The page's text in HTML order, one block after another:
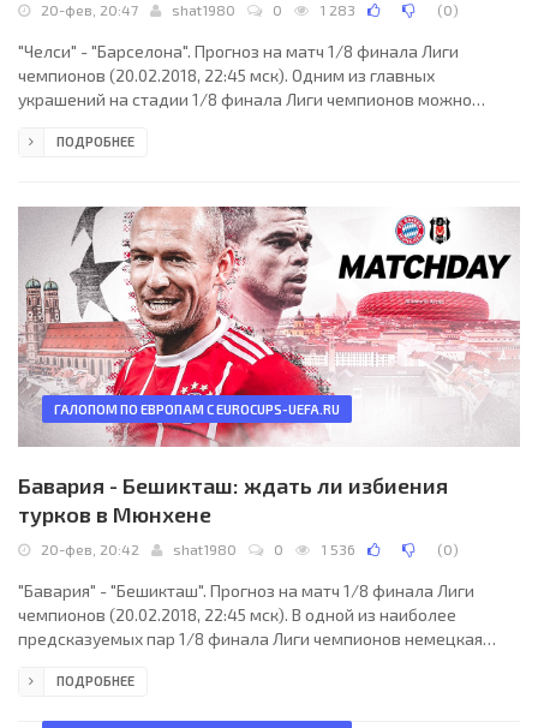
20-фев, 20:47 shat1980 0 1 283 (0)
"Челси" - "Барселона". Прогноз на матч 1/8 финала Лиги
чемпионов (20.02.2018, 22:45 мск). Одним из главных
украшений на стадии 1/8 финала Лиги чемпионов можно
испанской "Барселоны". За последние 9 лет эти команды
обладателем трофея. Станет ли на этот раз победа в очном
противостоянии предвестником выигрыша желанного кубка?
ПОДРОБНЕЕ
ГАЛОПОМ ПО ЕВРОПАМ С EUROCUPS-UEFA.RU
Бавария - Бешикташ: ждать ли избиения
турков в Мюнхене
20-фев, 20:42 shat1980 0 1 536 (0)
"Бавария" - "Бешикташ". Прогноз на матч 1/8 финала Лиги
чемпионов (20.02.2018, 22:45 мск). В одной из наиболее
предсказуемых пар 1/8 финала Лиги чемпионов немецкая
неделе в другой паре, где был большой фаворит, "Манчестер
ПОДРОБНЕЕ